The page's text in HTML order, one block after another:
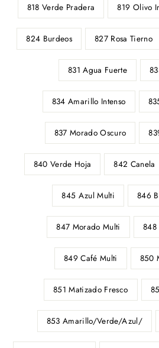
818 Verde Pradera 819 Olivo
824 Burdeos 827 Rosa Tierno
831 Agua Fuerte
834 Amarillo Intenso
837 Morado Oscuro
840 Verde Hoja 842 Canela
845 Azul Multi 846
847 Morado Multi 848
849 Café Multi 850
851 Matizado Fresco
853 Amarillo/Verde/Azul/